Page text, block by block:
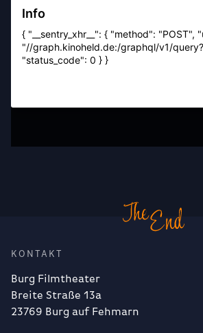
KONTAKT
Burg Filmtheater
Breite Straße 13a
23769 Burg auf Fehmarn